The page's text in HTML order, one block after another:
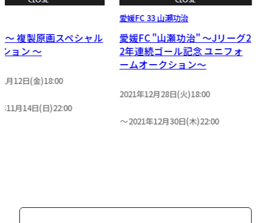
〜 複製原画スペシャル
ョン 〜
月12日(金)18:00
11月14日(日)22:00
愛媛FC 33 山瀬功治
愛媛FC "山瀬功治" ～Jリーグ2
2年連続ゴール記念 ユニフォ
ームオークション～
2021年12月28日(火)18:00
2021年12月30日(木)22:00